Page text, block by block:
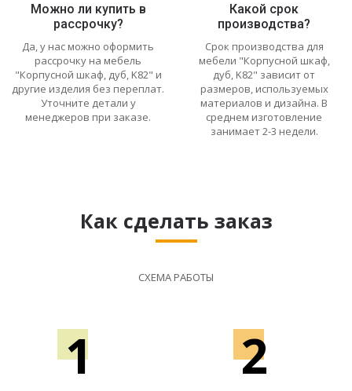
Можно ли купить в
рассрочку?
Да, у нас можно оформить
рассрочку на мебель
"Корпусной шкаф, дуб, K82" и
другие изделия без переплат.
Уточните детали у
менеджеров при заказе.
Какой срок
производства?
Срок производства для
мебели "Корпусной шкаф,
дуб, K82" зависит от
размеров, используемых
материалов и дизайна. В
среднем изготовление
занимает 2-3 недели.
Как сделать заказ
СХЕМА РАБОТЫ
1 2